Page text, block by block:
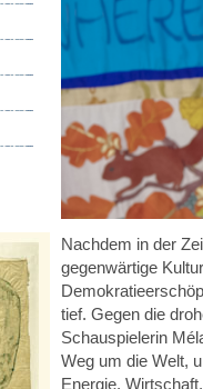
Nachdem in der
gegenwärtige
tief. Gegen die
Schauspielerin
Weg um die Welt,
Energie,